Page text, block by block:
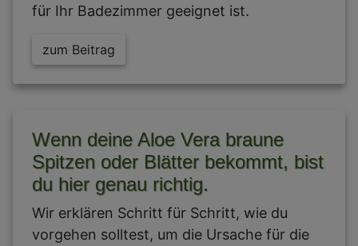
für Ihr Badezimmer geeignet ist.
zum Beitrag
Wenn deine Aloe Vera braune
Spitzen oder Blätter bekommt, bist
du hier genau richtig.
Wir erklären Schritt für Schritt, wie du
vorgehen solltest, um die Ursache für die